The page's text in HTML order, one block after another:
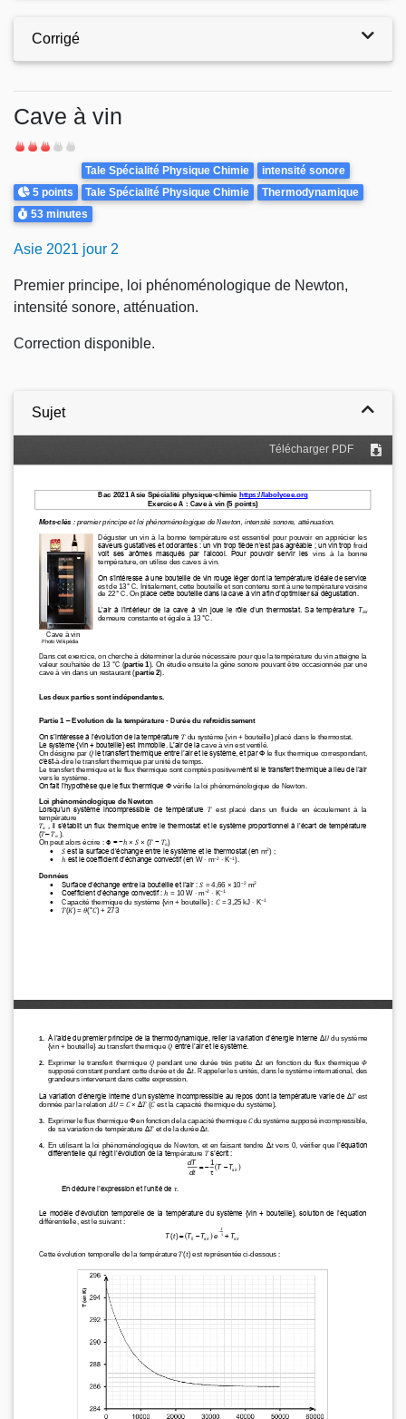
Corrigé
Cave à vin
Difficulté
Points
5 points
Theme
Tale Spécialité Physique Chimie
intensité sonore
Tale Spécialité Physique Chimie
Thermodynamique
Durée
53 minutes
Asie 2021 jour 2
Premier principe, loi phénoménologique de Newton,
intensité sonore, atténuation.
Correction disponible.
Sujet